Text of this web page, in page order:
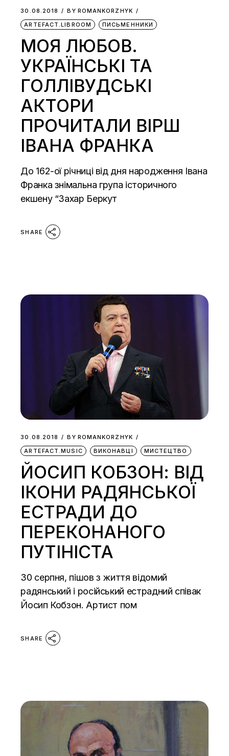
30.08.2018 BY ROMANKORZHYK
ARTEFACT.LIBROOM
ПИСЬМЕННИКИ
МОЯ ЛЮБОВ.
УКРАЇНСЬКІ ТА
ГОЛЛІВУДСЬКІ
АКТОРИ
ПРОЧИТАЛИ ВІРШ
ІВАНА ФРАНКА
До 162-ої річниці від дня народження Івана
Франка знімальна група історичного
екшену “Захар Беркут
SHARE
30.08.2018 BY ROMANKORZHYK
ARTEFACT.MUSIC
ВИКОНАВЦІ МИСТЕЦТВО
ЙОСИП КОБЗОН: ВІД
ІКОНИ РАДЯНСЬКОЇ
ЕСТРАДИ ДО
ПЕРЕКОНАНОГО
ПУТІНІСТА
30 серпня, пішов з життя відомий
радянський і російський естрадний співак
Йосип Кобзон. Артист пом
SHARE